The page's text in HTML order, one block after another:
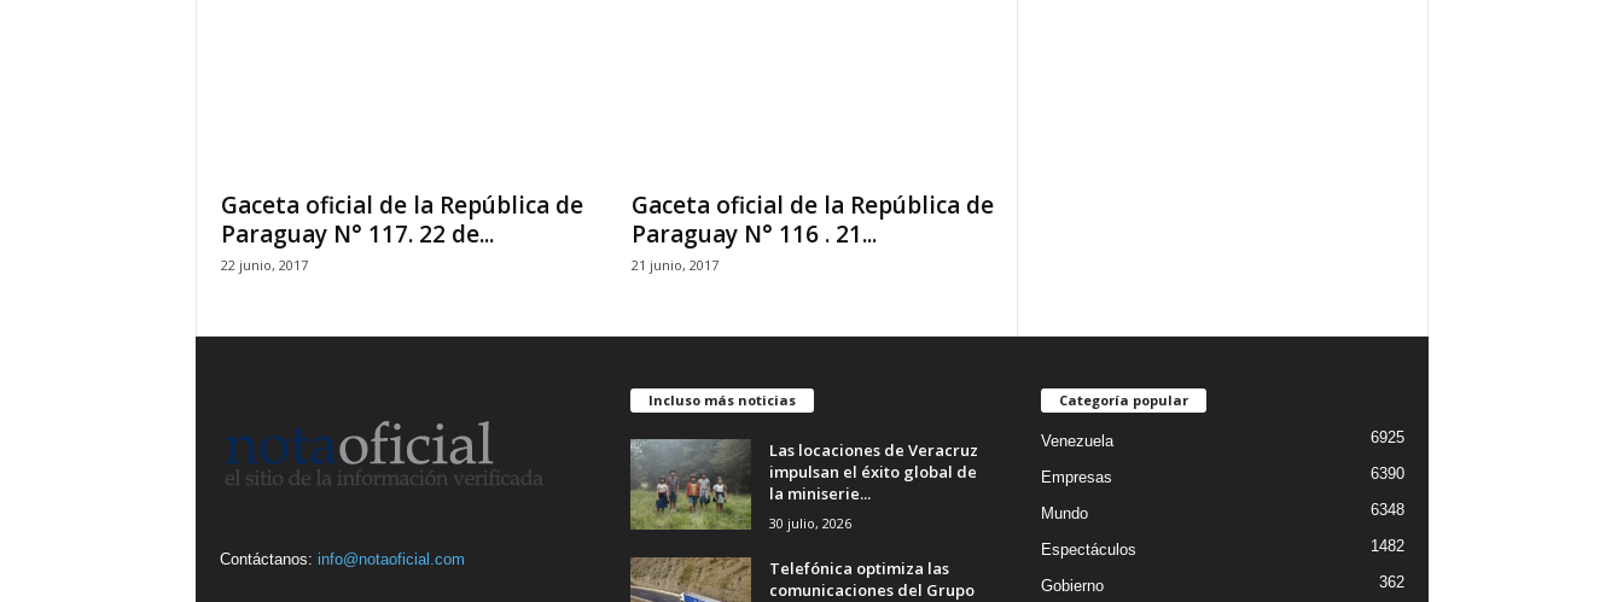
Gaceta oficial de la República de
Paraguay N° 117. 22 de...
22 junio, 2017
Gaceta oficial de la República de
Paraguay N° 116 . 21...
21 junio, 2017
Contáctanos: info@notaoficial.com
Incluso más noticias
Las locaciones de Veracruz
impulsan el éxito global de
la miniserie...
30 julio, 2026
Telefónica optimiza las
comunicaciones del Grupo
Categoría popular
Venezuela 6925
Empresas 6390
Mundo 6348
Espectáculos 1482
Gobierno 362